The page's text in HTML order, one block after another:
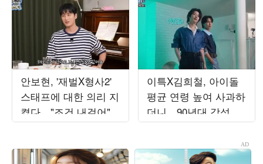
안보현, '재벌X형사2'
스태프에 대한 의리 지
켰다…"조건 내걸어"
상남자 면모 ('목요일
이특X김희철, 아이돌
평균 연령 높여 사과하
더니…90년대 감성 재
해석 ('트기트기 이특')